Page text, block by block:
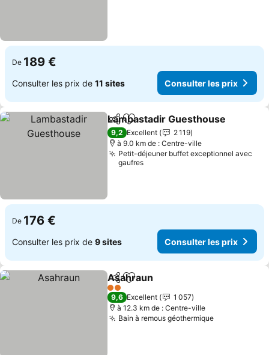
De 189 €
Consulter les prix de 11 sites Consulter les prix
PartagerAjouter à mes favoris
Lambastadir Guesthouse
9,2 Excellent
2 119
à 9.0 km de : Centre-ville
Petit-déjeuner buffet exceptionnel avec
gaufres
De 176 €
Consulter les prix de 9 sites Consulter les prix
PartagerAjouter à mes favoris
Asahraun
2 Étoiles
9,6 Excellent
1 057
à 12.3 km de : Centre-ville
Bain à remous géothermiqueConsulter